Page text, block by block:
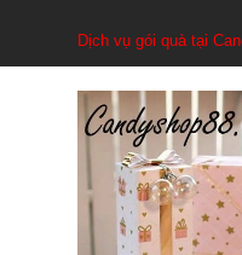
Dịch vụ gói quà tại